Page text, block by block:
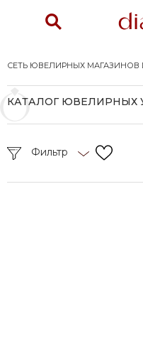
СЕТЬ ЮВЕЛИРНЫХ МАГАЗИНОВ
КАТАЛОГ ЮВЕЛИРНЫХ
Фильтр